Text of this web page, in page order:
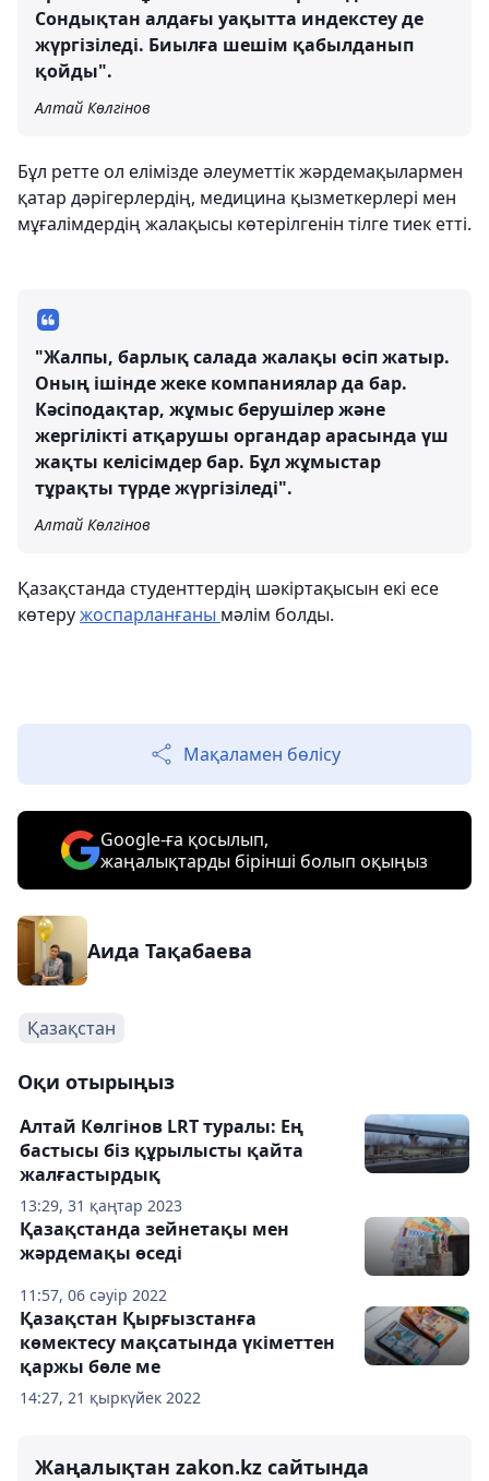
Сондықтан алдағы уақытта индекстеу де
жүргізіледі. Биылға шешім қабылданып
қойды".
Алтай Көлгінов
Бұл ретте ол елімізде әлеуметтік жәрдемақылармен
қатар дәрігерлердің, медицина қызметкерлері мен
мұғалімдердің жалақысы көтерілгенін тілге тиек етті.
"Жалпы, барлық салада жалақы өсіп жатыр.
Оның ішінде жеке компаниялар да бар.
Кәсіподақтар, жұмыс берушілер және
жергілікті атқарушы органдар арасында үш
жақты келісімдер бар. Бұл жұмыстар
тұрақты түрде жүргізіледі".
Алтай Көлгінов
Қазақстанда студенттердің шәкіртақысын екі есе
көтеружоспарланғаны мәлім болды.
Мақаламен бөлісу
Google-ға қосылып,
жаңалықтарды бірінші болып оқыңыз
Аида Тақабаева
Қазақстан
Оқи отырыңыз
13:29, 31 қаңтар 2023
Алтай Көлгінов LRT туралы: Ең
бастысы біз құрылысты қайта
жалғастырдық
11:57, 06 сәуір 2022
Қазақстанда зейнетақы мен
жәрдемақы өседі
14:27, 21 қыркүйек 2022
Қазақстан Қырғызстанға
көмектесу мақсатында үкіметтен
қаржы бөле ме
Жаңалықтан zakon.kz сайтында